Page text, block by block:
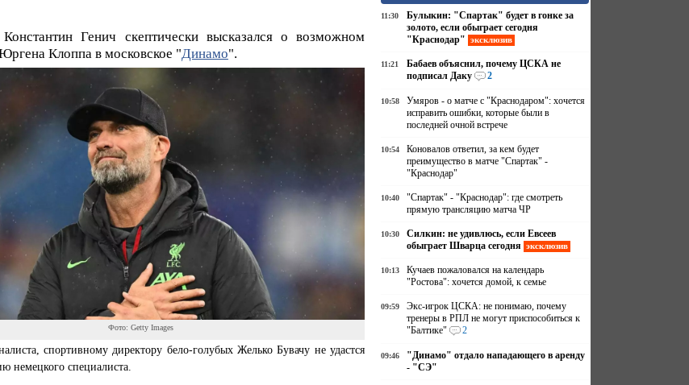
Генич скептически высказался о возможном
Клоппа в московское "Динамо".
Фото: Getty Images
спортивному директору бело-голубых Желько Бувачу не удастся
немецкого специалиста.
11:30
Булыкин: "Спартак" будет в гонке за
золото, если обыграет сегодня
"Краснодар"
эксклюзив
11:21
Бабаев объяснил, почему ЦСКА не
подписал Даку
2
10:58
Умяров - о матче с "Краснодаром": хочется
исправить ошибки, которые были в
последней очной встрече
10:54
Коновалов ответил, за кем будет
преимущество в матче "Спартак" -
"Краснодар"
10:40
"Спартак" - "Краснодар": где смотреть
прямую трансляцию матча ЧР
10:30
Силкин: не удивлюсь, если Евсеев
обыграет Шварца сегодня
эксклюзив
10:13
Кучаев пожаловался на календарь
"Ростова": хочется домой, к семье
09:59
Экс-игрок ЦСКА: не понимаю, почему
тренеры в РПЛ не могут приспособиться к
"Балтике"
2
09:46
"Динамо" отдало нападающего в аренду
- "СЭ"